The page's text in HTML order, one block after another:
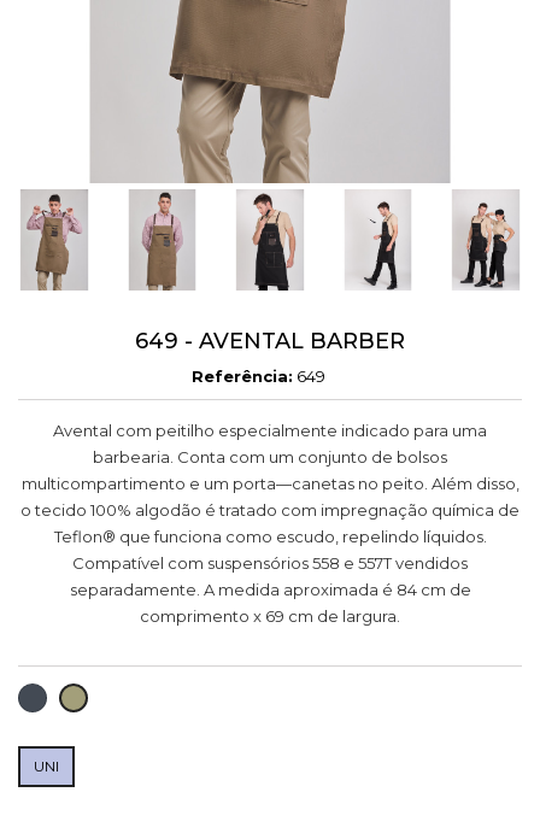
649 - AVENTAL BARBER
Referência: 649
Avental com peitilho especialmente indicado para uma
barbearia. Conta com um conjunto de bolsos
multicompartimento e um porta—canetas no peito. Além disso,
o tecido 100% algodão é tratado com impregnação química de
Teflon® que funciona como escudo, repelindo líquidos.
Compatível com suspensórios 558 e 557T vendidos
separadamente. A medida aproximada é 84 cm de
comprimento x 69 cm de largura.
PRETOKAKI
UNI
Cancel
Cancel